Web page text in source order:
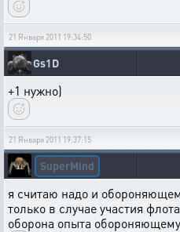
21 Января 2011 19:34:50
Gs1D
+1 нужно)
21 Января 2011 19:37:15
SuperMind
я считаю надо и
только в случае участия
оборона опыта